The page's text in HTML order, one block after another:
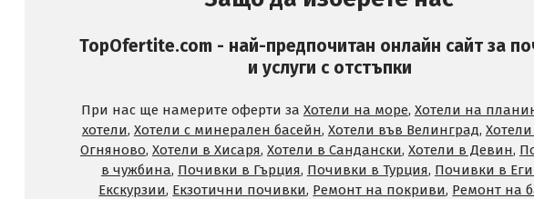
TopOfertite.com - най-предпочитан онлайн сайт за
и услуги с отстъпки
При нас ще намерите оферти за Хотели на море, Хотели на
хотели, Хотели с минерален басейн, Хотели във Велинград,
Огняново, Хотели в Хисаря, Хотели в Сандански, Хотели в Девин,
в чужбина, Почивки в Гърция, Почивки в Турция, Почивки в
Екскурзии, Екзотични почивки, Ремонт на покриви, Ремонт на